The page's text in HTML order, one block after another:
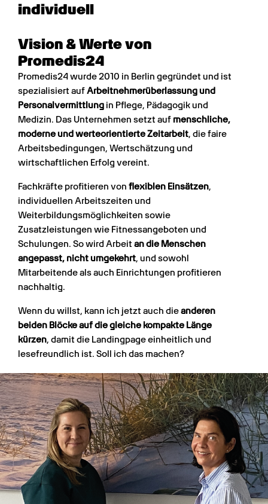
individuell
Vision & Werte von
Promedis24
Promedis24 wurde 2010 in Berlin gegründet und ist
spezialisiert aufArbeitnehmerüberlassung und
Personalvermittlung in Pflege, Pädagogik und
Medizin. Das Unternehmen setzt auf menschliche,
moderne und werteorientierte Zeitarbeit, die faire
Arbeitsbedingungen, Wertschätzung und
wirtschaftlichen Erfolg vereint.
Fachkräfte profitieren von flexiblen Einsätzen,
individuellen Arbeitszeiten und
Weiterbildungsmöglichkeiten sowie
Zusatzleistungen wie Fitnessangeboten und
Schulungen. So wird Arbeit an die Menschen
angepasst, nicht umgekehrt, und sowohl
Mitarbeitende als auch Einrichtungen profitieren
nachhaltig.
Wenn du willst, kann ich jetzt auch dieanderen
beiden Blöcke auf die gleiche kompakte Länge
kürzen, damit die Landingpage einheitlich und
lesefreundlich ist. Soll ich das machen?